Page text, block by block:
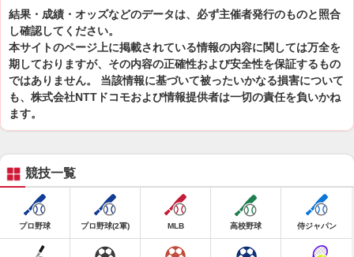
結果・成績・オッズなどのデータは、必ず主催者発行のものと照合
し確認してください。
本サイトのページ上に掲載されている情報の内容に関しては万全を
期しておりますが、その内容の正確性および安全性を保証するもの
ではありません。 当該情報に基づいて被ったいかなる損害について
も、株式会社NTTドコモおよび情報提供者は一切の責任を負いかね
ます。
競技一覧
プロ野球 プロ野球(2軍) MLB 高校野球 侍ジャパン